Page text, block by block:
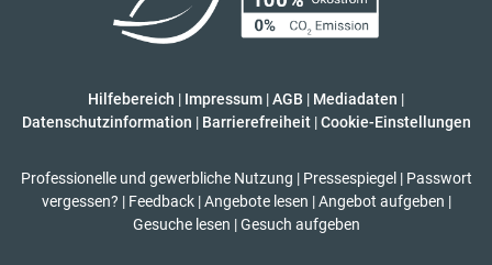
Hilfebereich | Impressum |AGB | Mediadaten |
Datenschutzinformation | Barrierefreiheit | Cookie-Einstellungen
Professionelle und gewerbliche Nutzung | Pressespiegel | Passwort
vergessen? | Feedback | Angebote lesen | Angebot aufgeben |
Gesuche lesen | Gesuch aufgeben